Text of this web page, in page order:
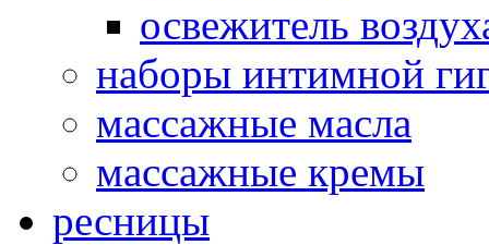
освежитель
наборы интимной
массажные масла
массажные кремы
ресницы